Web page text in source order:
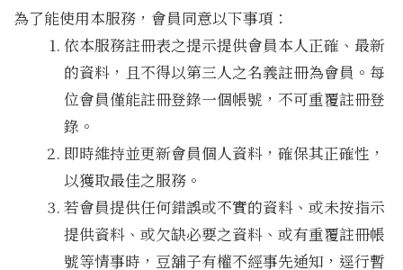
為了能使用本服務，會員同意以下事項：
依本服務註冊表之提示提供會員本人正確、最新
的資料，且不得以第三人之名義註冊為會員。每
位會員僅能註冊登錄一個帳號，不可重覆註冊登
錄。
即時維持並更新會員個人資料，確保其正確性，
以獲取最佳之服務。
若會員提供任何錯誤或不實的資料、或未按指示
提供資料、或欠缺必要之資料、或有重覆註冊帳
號等情事時，豆舖子有權不經事先通知，逕行暫